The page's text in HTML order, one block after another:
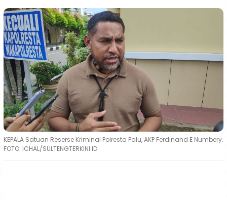
KEPALA Satuan Reserse Kriminal Polresta Palu, AKP Ferdinand E Numbery.
FOTO: ICHAL/SULTENGTERKINI.ID